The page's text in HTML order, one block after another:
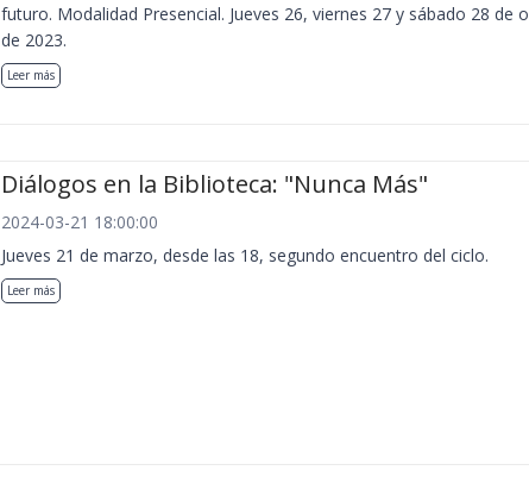
futuro. Modalidad Presencial. Jueves 26, viernes 27 y sábado 28 de
de 2023.
Leer más
Diálogos en la Biblioteca: "Nunca Más"
2024-03-21 18:00:00
Jueves 21 de marzo, desde las 18, segundo encuentro del ciclo.
Leer más